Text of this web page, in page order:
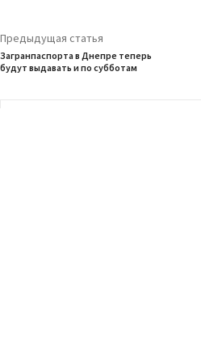
Предыдущая статья
Загранпаспорта в Днепре теперь
будут выдавать и по субботам